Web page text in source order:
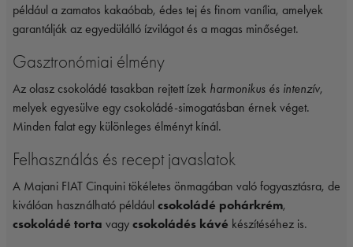
például a zamatos kakaóbab, édes tej és finom vanília, amelyek
garantálják az egyedülálló ízvilágot és a magas minőséget.
Gasztronómiai élmény
Az olasz csokoládé tasakban rejtett ízek harmonikus és intenzív,
melyek egyesülve egy csokoládé-simogatásban érnek véget.
Minden falat egy különleges élményt kínál.
Felhasználás és recept javaslatok
A Majani FIAT Cinquini tökéletes önmagában való fogyasztásra, de
kiválóan használható például csokoládé pohárkrém,
csokoládé torta vagy csokoládés kávé készítéséhez is.